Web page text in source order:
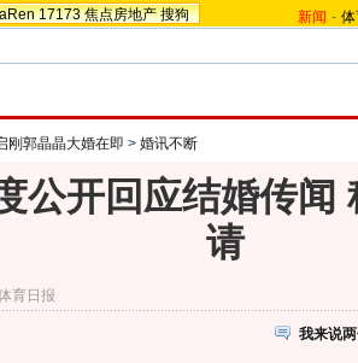
17173 焦点房地产 搜狗 新闻 -
刚郭晶晶大婚在即 > 婚讯不断
公开回应结婚传闻
请
育日报
我来说